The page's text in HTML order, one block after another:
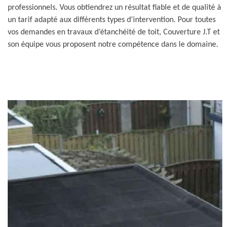
professionnels. Vous obtiendrez un résultat fiable et de qualité à
un tarif adapté aux différents types d’intervention. Pour toutes
vos demandes en travaux d’étanchéité de toit, Couverture J.T et
son équipe vous proposent notre compétence dans le domaine.